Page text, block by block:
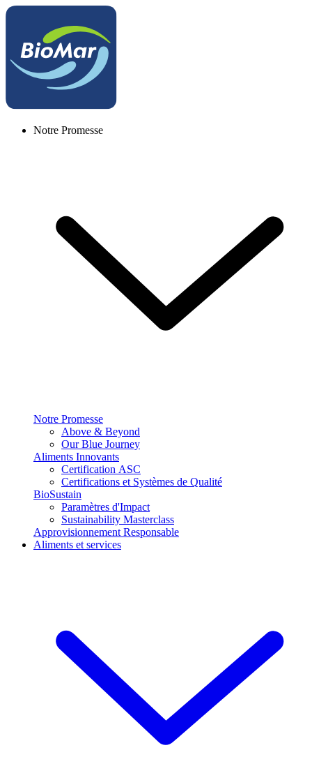
Notre Promesse
Notre Promesse
Above & Beyond
Our Blue Journey
Aliments Innovants
Certification ASC
Certifications et Systèmes de Qualité
BioSustain
Paramètres d'Impact
Sustainability Masterclass
Approvisionnement Responsable
Aliments et services